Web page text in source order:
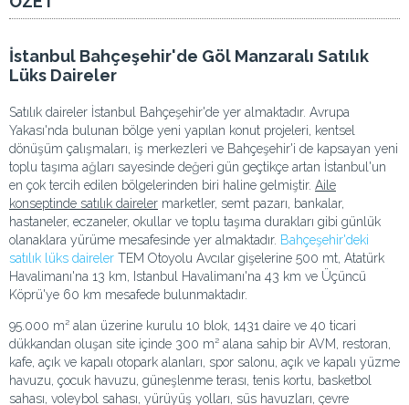
İstanbul Bahçeşehir'de Göl Manzaralı Satılık
Lüks Daireler
Satılık daireler İstanbul Bahçeşehir'de yer almaktadır. Avrupa
Yakası'nda bulunan bölge yeni yapılan konut projeleri, kentsel
dönüşüm çalışmaları, iş merkezleri ve Bahçeşehir'i de kapsayan yeni
toplu taşıma ağları sayesinde değeri gün geçtikçe artan İstanbul'un
en çok tercih edilen bölgelerinden biri haline gelmiştir. Aile
konseptinde satılık daireler marketler, semt pazarı, bankalar,
hastaneler, eczaneler, okullar ve toplu taşıma durakları gibi günlük
olanaklara yürüme mesafesinde yer almaktadır. Bahçeşehir'deki
satılık lüks daireler TEM Otoyolu Avcılar gişelerine 500 mt, Atatürk
Havalimanı'na 13 km, Istanbul Havalimanı'na 43 km ve Üçüncü
Köprü'ye 60 km mesafede bulunmaktadır.
95.000 m² alan üzerine kurulu 10 blok, 1431 daire ve 40 ticari
dükkandan oluşan site içinde 300 m² alana sahip bir AVM, restoran,
kafe, açık ve kapalı otopark alanları, spor salonu, açık ve kapalı yüzme
havuzu, çocuk havuzu, güneşlenme terası, tenis kortu, basketbol
sahası, voleybol sahası, yürüyüş yolları, süs havuzları, çevre